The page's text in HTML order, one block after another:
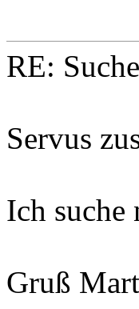
RE:
Servus
Ich suche
Gruß